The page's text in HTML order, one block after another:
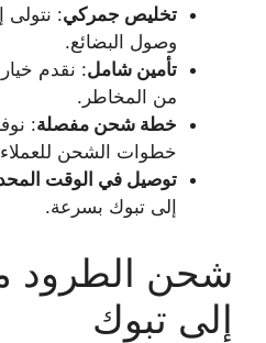
تخليص جمركي: نتولى
وصول البضائع.
تأمين شامل: نقدم
من المخاطر.
خطة شحن مفصلة:
خطوات الشحن
توصيل في الوقت
إلى تبوك بسرعة.
شحن الطرود
إلى تبوك